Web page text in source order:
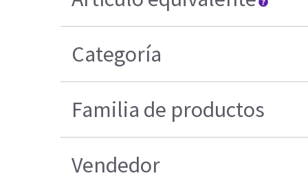
Categoría
Familia de productos
Vendedor